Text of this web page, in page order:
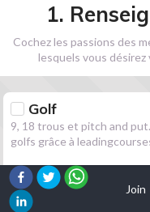
1.
Cochez les passions des
lesquels vous
Golf
9, 18 trous et pitch and
golfs grâce à
Randonnée
Join